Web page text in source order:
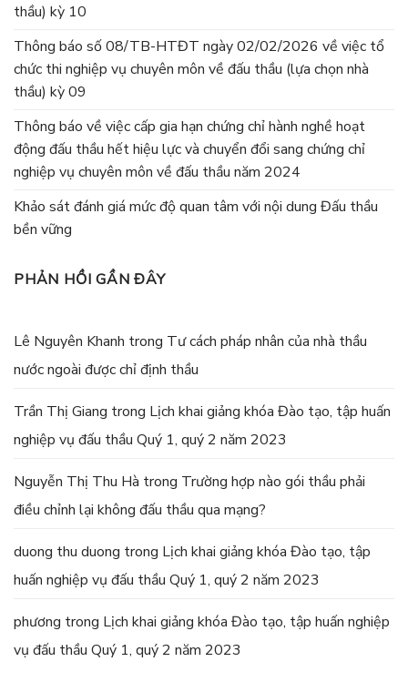
thầu) kỳ 10
Thông báo số 08/TB-HTĐT ngày 02/02/2026 về việc tổ
chức thi nghiệp vụ chuyên môn về đấu thầu (lựa chọn nhà
thầu) kỳ 09
Thông báo về việc cấp gia hạn chứng chỉ hành nghề hoạt
động đấu thầu hết hiệu lực và chuyển đổi sang chứng chỉ
nghiệp vụ chuyên môn về đấu thầu năm 2024
Khảo sát đánh giá mức độ quan tâm với nội dung Đấu thầu
bền vững
PHẢN HỒI GẦN ĐÂY
Lê Nguyên Khanh trong Tư cách pháp nhân của nhà thầu
nước ngoài được chỉ định thầu
Trần Thị Giang trong Lịch khai giảng khóa Đào tạo, tập huấn
nghiệp vụ đấu thầu Quý 1, quý 2 năm 2023
Nguyễn Thị Thu Hà trong Trường hợp nào gói thầu phải
điều chỉnh lại không đấu thầu qua mạng?
duong thu duong trong Lịch khai giảng khóa Đào tạo, tập
huấn nghiệp vụ đấu thầu Quý 1, quý 2 năm 2023
phương trong Lịch khai giảng khóa Đào tạo, tập huấn nghiệp
vụ đấu thầu Quý 1, quý 2 năm 2023